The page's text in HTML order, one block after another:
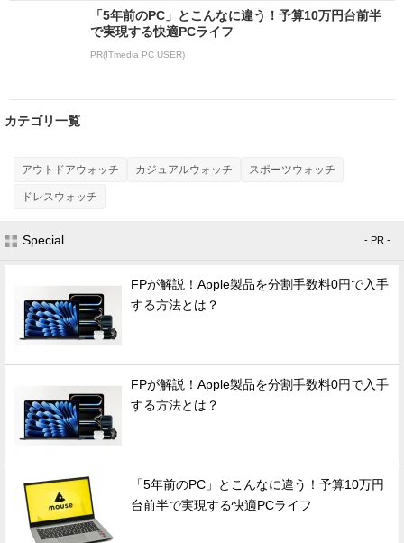
「5年前のPC」とこんなに違う！予算10万円台前半
で実現する快適PCライフ
PR(ITmedia PC USER)
カテゴリ一覧
アウトドアウォッチ カジュアルウォッチ スポーツウォッチ
ドレスウォッチ
Special - PR -
FPが解説！Apple製品を分割手数料0円で入手
する方法とは？
FPが解説！Apple製品を分割手数料0円で入手
する方法とは？
「5年前のPC」とこんなに違う！予算10万円
台前半で実現する快適PCライフ